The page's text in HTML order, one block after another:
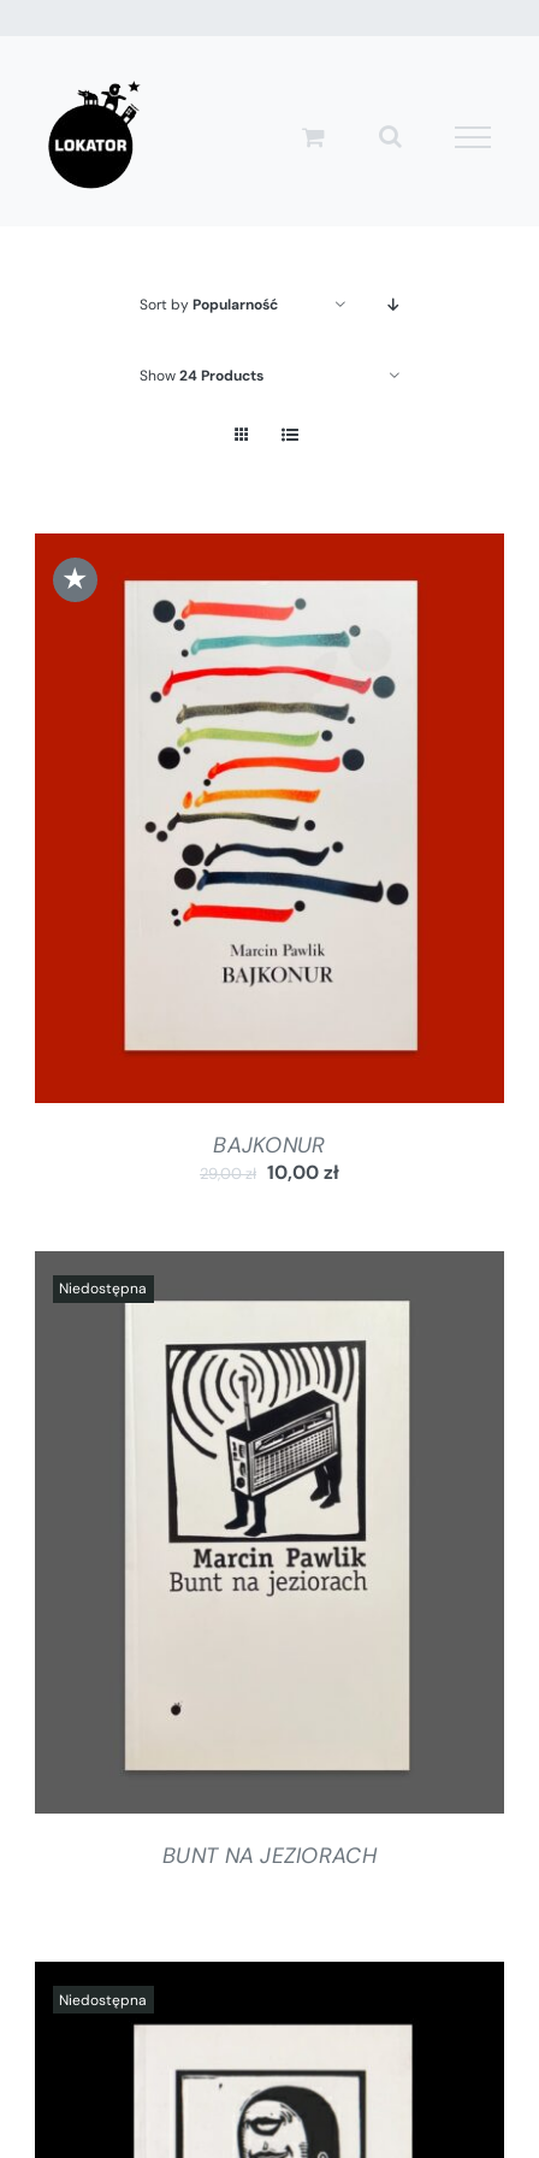
zawartości
Sort byPopularność
Show24 Products
★
DODAJ DO KOSZYKA /
BAJKONUR
29,00zł 10,00zł
SZCZEGÓŁY
BUNT NA JEZIORACH